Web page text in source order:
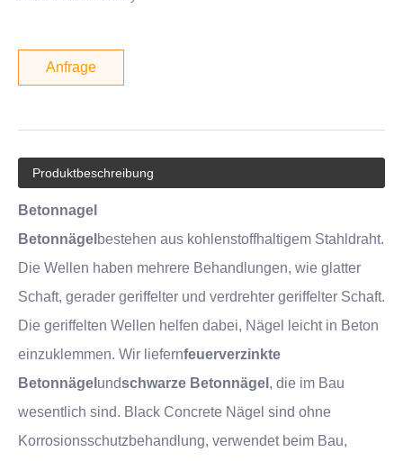
Anfrage
Produktbeschreibung
Betonnagel
Betonnägel bestehen aus kohlenstoffhaltigem Stahldraht.
Die Wellen haben mehrere Behandlungen, wie glatter
Schaft, gerader geriffelter und verdrehter geriffelter Schaft.
Die geriffelten Wellen helfen dabei, Nägel leicht in Beton
einzuklemmen. Wir liefernfeuerverzinkte
Betonnägel undschwarze Betonnägel , die im Bau
wesentlich sind. Black Concrete Nägel sind ohne
Korrosionsschutzbehandlung, verwendet beim Bau,